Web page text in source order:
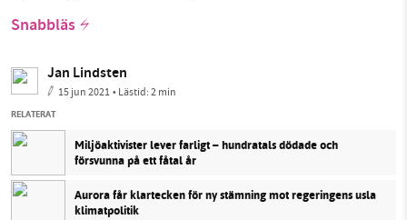
Snabbläs
Jan Lindsten
15 jun 2021• Lästid:2 min
RELATERAT
Miljöaktivister lever farligt – hundratals dödade och
försvunna på ett fåtal år
Aurora får klartecken för ny stämning mot regeringens usla
klimatpolitik